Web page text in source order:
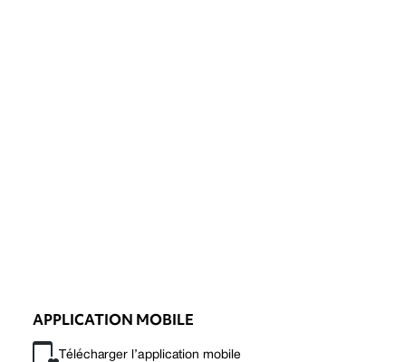
APPLICATION MOBILE
Télécharger l’application mobile